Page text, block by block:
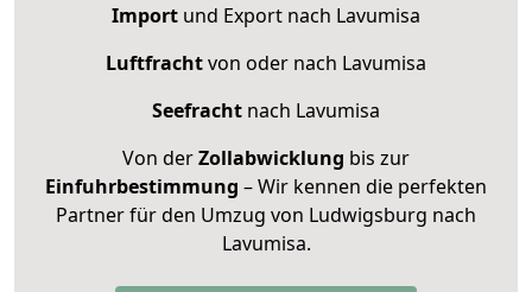
Import und Export nach Lavumisa
Luftfrachtvon oder nach Lavumisa
Seefracht nach Lavumisa
Von derZollabwicklung bis zur
Einfuhrbestimmung – Wir kennen die perfekten
Partner für den Umzug von Ludwigsburg nach
Lavumisa.